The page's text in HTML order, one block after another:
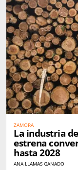
ZAMORA
La industria
estrena
hasta 2028
ANA LLAMAS GANADO